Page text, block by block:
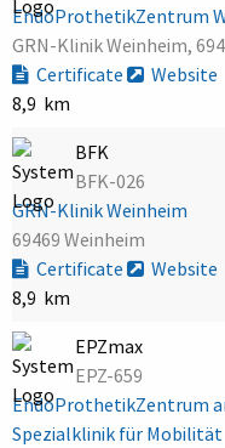
EndoProthetikZentrum
GRN-Klinik Weinheim,
Certificate
Website
8,9 km
BFK
BFK-026
GRN-Klinik Weinheim
69469 Weinheim
Certificate
Website
8,9 km
EPZmax
EPZ-659
EndoProthetikZentrum
Spezialklinik für Mobilität